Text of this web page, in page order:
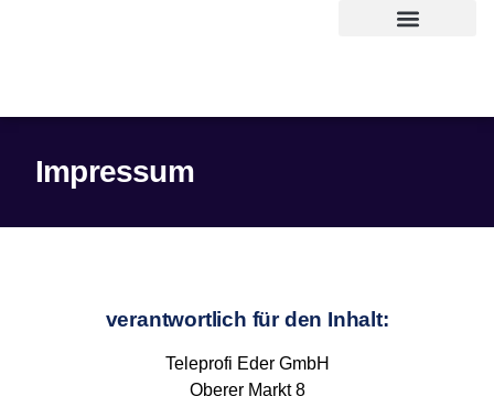
Impressum
verantwortlich für den Inhalt:
Teleprofi Eder GmbH
Oberer Markt 8